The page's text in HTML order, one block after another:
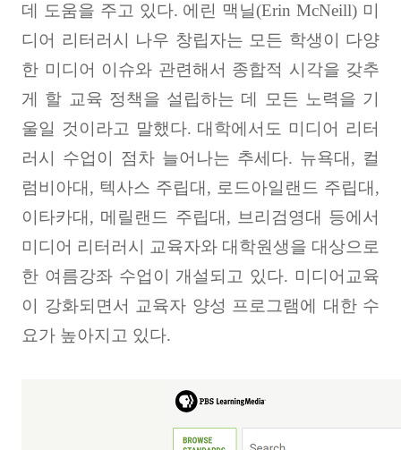
데 도움을 주고 있다. 에린 맥닐(Erin McNeill) 미
디어 리터러시 나우 창립자는 모든 학생이 다양
한 미디어 이슈와 관련해서 종합적 시각을 갖추
게 할 교육 정책을 설립하는 데 모든 노력을 기
울일 것이라고 말했다. 대학에서도 미디어 리터
러시 수업이 점차 늘어나는 추세다. 뉴욕대 , 컬
럼비아대 , 텍사스 주립대 , 로드아일랜드 주립대 ,
이타카대 , 메릴랜드 주립대 , 브리검영대 등에서
미디어 리터러시 교육자와 대학원생을 대상으로
한 여름강좌 수업이 개설되고 있다. 미디어교육
이 강화되면서 교육자 양성 프로그램에 대한 수
요가 높아지고 있다.